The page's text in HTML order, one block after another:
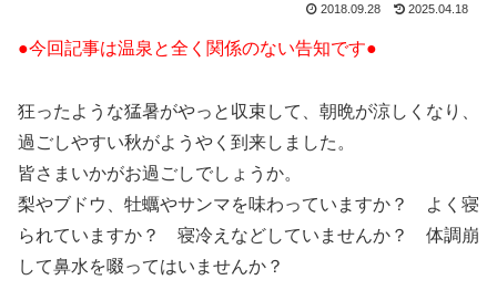
2018.09.28 2025.04.18
●今回記事は温泉と全く関係のない告知です●
狂ったような猛暑がやっと収束して、朝晩が涼しくなり、
過ごしやすい秋がようやく到来しました。
皆さまいかがお過ごしでしょうか。
梨やブドウ、牡蠣やサンマを味わっていますか？ よく寝
られていますか？ 寝冷えなどしていませんか？ 体調崩
して鼻水を啜ってはいませんか？